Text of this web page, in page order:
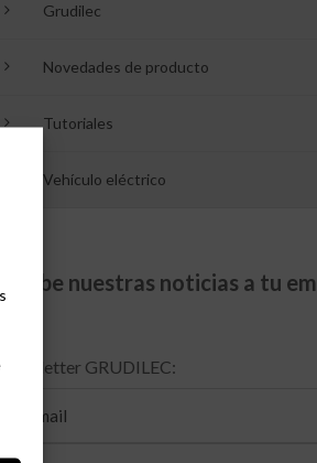
Grudilec
Novedades de producto
Tutoriales
Vehículo eléctrico
Recibe nuestras noticias a tu
GRUDILEC: